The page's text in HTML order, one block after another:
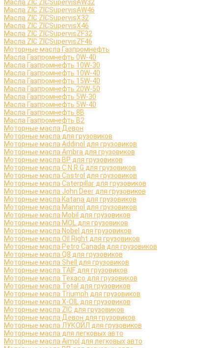
Масла ZIC ZICSupervisAW32
Масла ZIC ZICSupervisAW46
Масла ZIC ZICSupervisX32
Масла ZIC ZICSupervisX46
Масла ZIC ZICSupervisZF32
Масла ZIC ZICSupervisZF46
Моторные масла Газпромнефть
Масла Газпромнефть 0W-40
Масла Газпромнефть 10W-30
Масла Газпромнефть 10W-40
Масла Газпромнефть 15W-40
Масла Газпромнефть 20W-50
Масла Газпромнефть 5W-30
Масла Газпромнефть 5W-40
Масла Газпромнефть 8B
Масла Газпромнефть B2
Моторные масла Девон
Моторные масла для грузовиков
Моторные масла Addinol для грузовиков
Моторные масла Ambra для грузовиков
Моторные масла BP для грузовиков
Моторные масла C.N.R.G для грузовиков
Моторные масла Castrol для грузовиков
Моторные масла Caterpillar для грузовиков
Моторные масла John Deer для грузовиков
Моторные масла Katana для грузовиков
Моторные масла Mannol для грузовиков
Моторные масла Mobil для грузовиков
Моторные масла MOL для грузовиков
Моторные масла Nobel для грузовиков
Моторные масла Oil Right для грузовиков
Моторные масла Petro Canada для грузовиков
Моторные масла Q8 для грузовиков
Моторные масла Shell для грузовиков
Моторные масла TAIF для грузовиков
Моторные масла Texaco для грузовиков
Моторные масла Total для грузовиков
Моторные масла Triumph для грузовиков
Моторные масла X-OIL для грузовиков
Моторные масла ZIC для грузовиков
Моторные масла Девон для грузовиков
Моторные масла ЛУКОЙЛ для грузовиков
Моторные масла для легковых авто
Моторные масла Aimol для легковых авто